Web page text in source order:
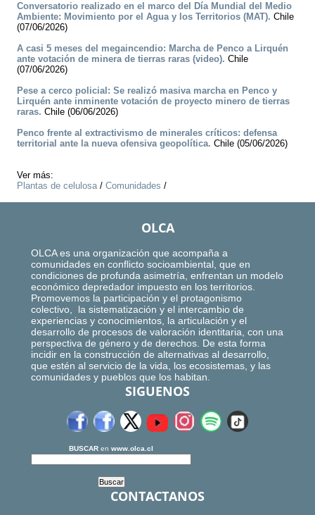
Conversatorio realizado en el marco del Día Mundial del Medio
Ambiente: Movimiento por el Agua y los Territorios (MAT). Chile
(07/06/2026)
A casi 5 meses del megaincendio: Marcha de Penco a Lirquén
ante votación de minera de tierras raras (video). Chile
(07/06/2026)
Pese a cerco policial: Se realizó masiva marcha en Penco y
Lirquén ante inminente votación de proyecto minero de tierras
raras. Chile (06/06/2026)
Penco frente al extractivismo de minerales críticos: defensa
territorial ante la nueva ofensiva geopolítica. Chile (05/06/2026)
Ver más:
Plantas de celulosa/ Comunidades /
OLCA
OLCA es una organización que acompaña a
comunidades en conflicto socioambiental, que en
condiciones de profunda asimetría, enfrentan un modelo
económico depredador impuesto en los territorios.
Promovemos la participación y el protagonismo
colectivo, la sistematización y el intercambio de
experiencias y conocimientos, la articulación y el
desarrollo de procesos de valoración identitaria, con una
perspectiva de género y de derechos. De esta forma
incidir en la construcción de alternativas al desarrollo,
que estén al servicio de la vida, los ecosistemas, y las
comunidades y pueblos que los habitan.
SIGUENOS
BUSCAR en www.olca.cl
CONTACTANOS